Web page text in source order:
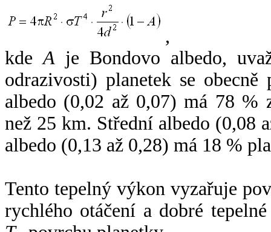
,
kdeA je Bondovo albedo,
odrazivosti) planetek se
albedo (0,02 až 0,07) má 78 %
než 25 km. Střední albedo (0,08
albedo (0,13 až 0,28) má 18 %
Tento tepelný výkon vyzařuje
rychlého otáčení a dobré